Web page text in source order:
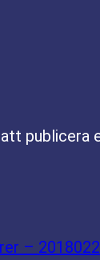
publicera
–